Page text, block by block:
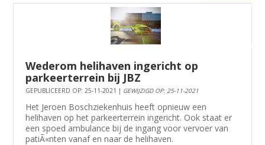
Wederom helihaven ingericht op
parkeerterrein bij JBZ
GEPUBLICEERD OP: 25-11-2021 | GEWIJZIGD OP: 25-11-2021
Het Jeroen Boschziekenhuis heeft opnieuw een
helihaven op het parkeerterrein ingericht. Ook staat er
een spoed ambulance bij de ingang voor vervoer van
patiÃ«nten vanaf en naar de helihaven.